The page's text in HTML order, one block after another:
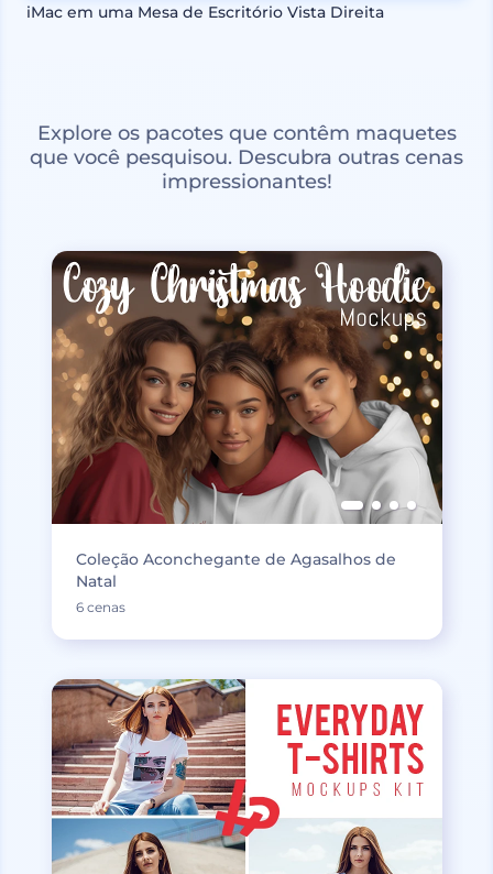
iMac em uma Mesa de Escritório Vista Direita
Explore os pacotes que contêm maquetes
que você pesquisou. Descubra outras cenas
impressionantes!
Coleção Aconchegante de Agasalhos de
Natal
6 cenas